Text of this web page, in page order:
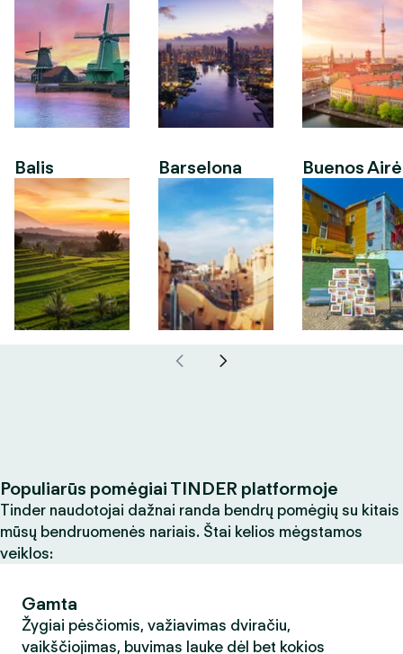
Balis Barselona Buenos
Populiarūs pomėgiai TINDER platformoje
Tinder naudotojai dažnai randa bendrų pomėgių su kitais
mūsų bendruomenės nariais. Štai kelios mėgstamos
veiklos:
Gamta
Žygiai pėsčiomis, važiavimas dviračiu,
vaikščiojimas, buvimas lauke dėl bet kokios